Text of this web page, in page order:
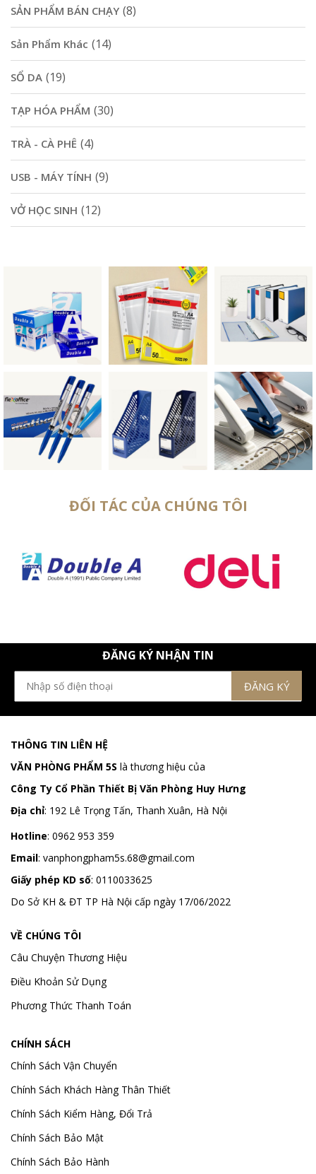
SẢN PHẨM BÁN CHẠY (8)
Sản Phẩm Khác (14)
SỔ DA (19)
TẠP HÓA PHẨM (30)
TRÀ - CÀ PHÊ (4)
USB - MÁY TÍNH (9)
VỞ HỌC SINH (12)
ĐỐI TÁC CỦA CHÚNG TÔI
ĐĂNG KÝ NHẬN TIN
THÔNG TIN LIÊN HỆ
VĂN PHÒNG PHẨM 5S là thương hiệu của
Công Ty Cổ Phần Thiết Bị Văn Phòng Huy Hưng
Địa chỉ: 192 Lê Trọng Tấn, Thanh Xuân, Hà Nội
Hotline: 0962 953 359
Email: vanphongpham5s.68@gmail.com
Giấy phép KD số: 0110033625
Do Sở KH & ĐT TP Hà Nội cấp ngày 17/06/2022
VỀ CHÚNG TÔI
Câu Chuyện Thương Hiệu
Điều Khoản Sử Dụng
Phương Thức Thanh Toán
CHÍNH SÁCH
Chính Sách Vận Chuyển
Chính Sách Khách Hàng Thân Thiết
Chính Sách Kiểm Hàng, Đổi Trả
Chính Sách Bảo Mật
Chính Sách Bảo Hành